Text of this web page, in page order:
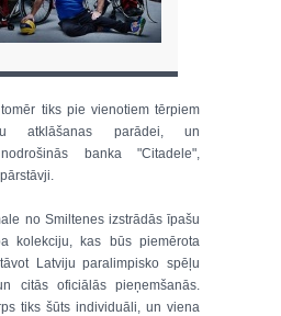
tiks pie vienotiem tērpiem
atklāšanas parādei, un
banka "Citadele",
no Smiltenes izstrādās īpašu
kolekciju, kas būs piemērota
Latviju paralimpisko spēļu
citās oficiālās pieņemšanās.
tiks šūts individuāli, un viena